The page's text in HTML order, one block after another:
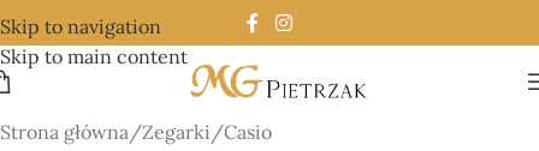
Skip to navigation
Skip to main content
Strona główna/Zegarki /Casio